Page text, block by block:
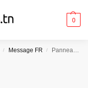
0
/ Message FR / Panneau Photoluminescent / Phosphorescent. PLE017hm – Fenêtre de secours